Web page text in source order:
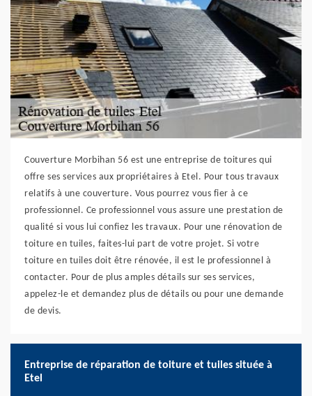
Couverture Morbihan 56 est une entreprise de toitures qui
offre ses services aux propriétaires à Etel. Pour tous travaux
relatifs à une couverture. Vous pourrez vous fier à ce
professionnel. Ce professionnel vous assure une prestation de
qualité si vous lui confiez les travaux. Pour une rénovation de
toiture en tuiles, faites-lui part de votre projet. Si votre
toiture en tuiles doit être rénovée, il est le professionnel à
contacter. Pour de plus amples détails sur ses services,
appelez-le et demandez plus de détails ou pour une demande
de devis.
Entreprise de réparation de toiture et tuiles située à
Etel